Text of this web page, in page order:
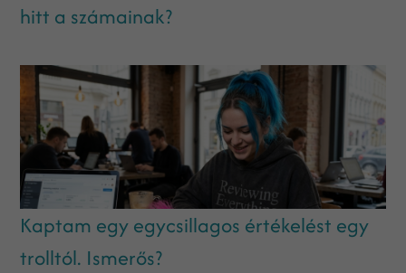
hitt a számainak?
Kaptam egy egycsillagos értékelést egy
trolltól. Ismerős?